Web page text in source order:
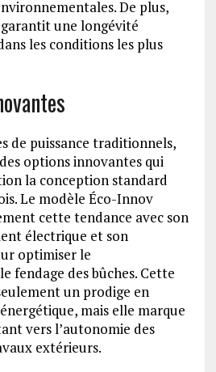
De plus,
une longévité
les conditions les plus
de puissance traditionnels,
options innovantes qui
la conception standard
Le modèle Éco-Innov
cette tendance avec son
électrique et son
optimiser le
fendage des bûches. Cette
un prodige en
mais elle marque
vers l’autonomie des
extérieurs.